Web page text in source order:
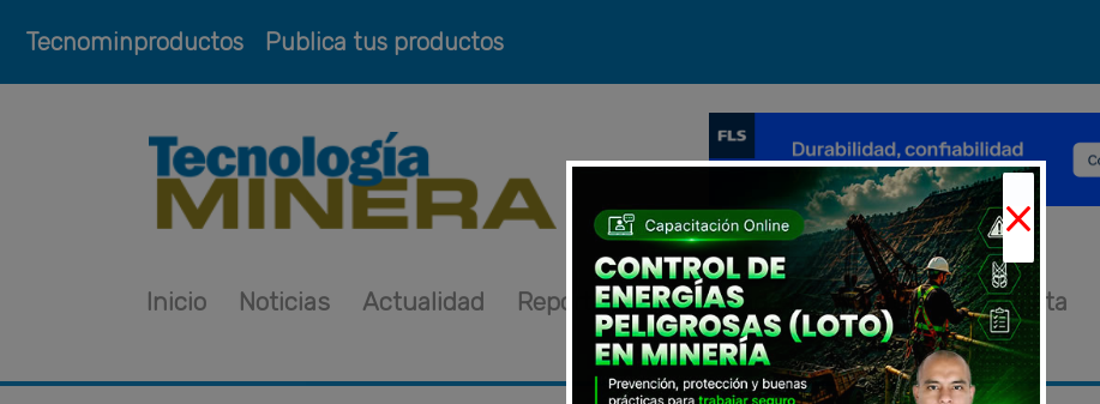
Tecnominproductos Publica tus productos
Inicio Noticias Actualidad Reportajes Novedades Eventos Entrevista
×